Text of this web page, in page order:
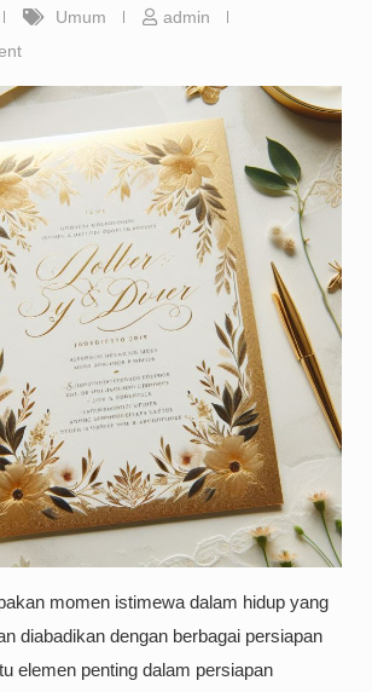
Umum
admin
momen istimewa dalam hidup yang
diabadikan dengan berbagai persiapan
elemen penting dalam persiapan